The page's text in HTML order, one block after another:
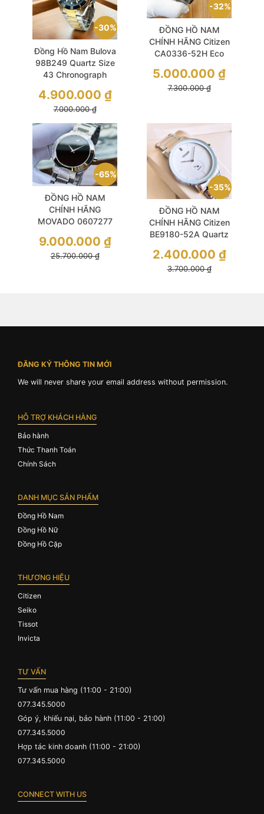
30%
Đồng Hồ Nam Bulova
98B249 Quartz Size
43 Chronograph
7.000.000₫
4.900.000 ₫
32%
ĐỒNG HỒ NAM
CHÍNH HÃNG Citizen
CA0336-52H Eco
Chronograph Silver
Stainless Steel For
7.300.000₫
5.000.000 ₫
65%
ĐỒNG HỒ NAM
CHÍNH HÃNG
MOVADO 0607277
Phong Cách Sang
Trọng và Tinh Tế
25.700.000₫
9.000.000 ₫
35%
ĐỒNG HỒ NAM
CHÍNH HÃNG Citizen
BE9180-52A Quartz
Stainless Steel For
Men
3.700.000₫
2.400.000 ₫
ĐĂNG KÝ THÔNG TIN MỚI
We will never share your email address without permission.
HỖ TRỢ KHÁCH HÀNG
Bảo hành
Thức Thanh Toán
Chính Sách
DANH MỤC SẢN PHẨM
Đồng Hồ Nam
Đồng Hồ Nữ
Đồng Hồ Cặp
THƯƠNG HIỆU
Citizen
Seiko
Tissot
Invicta
TƯ VẤN
Tư vấn mua hàng (11:00 - 21:00)
077.345.5000
Góp ý, khiếu nại, bảo hành (11:00 - 21:00)
077.345.5000
Hợp tác kinh doanh (11:00 - 21:00)
077.345.5000
CONNECT WITH US